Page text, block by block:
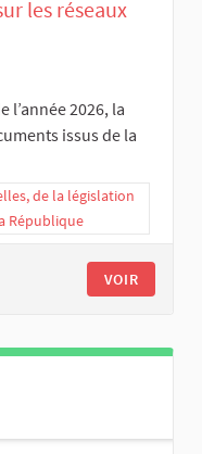
les réseaux
l’année 2026, la
issus de la
de la législation
République
VOIR